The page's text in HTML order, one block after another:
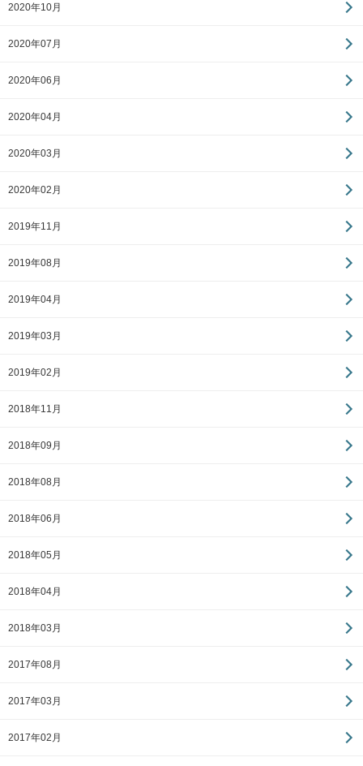
2020年10月
2020年07月
2020年06月
2020年04月
2020年03月
2020年02月
2019年11月
2019年08月
2019年04月
2019年03月
2019年02月
2018年11月
2018年09月
2018年08月
2018年06月
2018年05月
2018年04月
2018年03月
2017年08月
2017年03月
2017年02月